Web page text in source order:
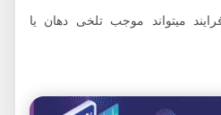
میتواند موجب تلخی دهان یا